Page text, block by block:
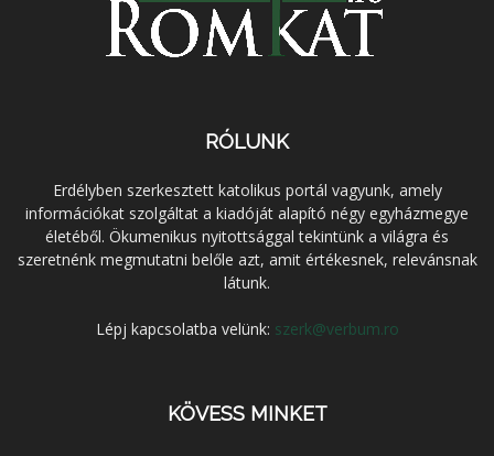
RÓLUNK
Erdélyben szerkesztett katolikus portál vagyunk, amely
információkat szolgáltat a kiadóját alapító négy egyházmegye
életéből. Ökumenikus nyitottsággal tekintünk a világra és
szeretnénk megmutatni belőle azt, amit értékesnek, relevánsnak
látunk.
Lépj kapcsolatba velünk: szerk@verbum.ro
KÖVESS MINKET